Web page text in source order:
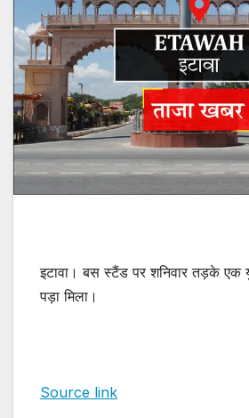
इटावा। बस स्टैंड पर शनिवार तड़के
पड़ा मिला।
Source link